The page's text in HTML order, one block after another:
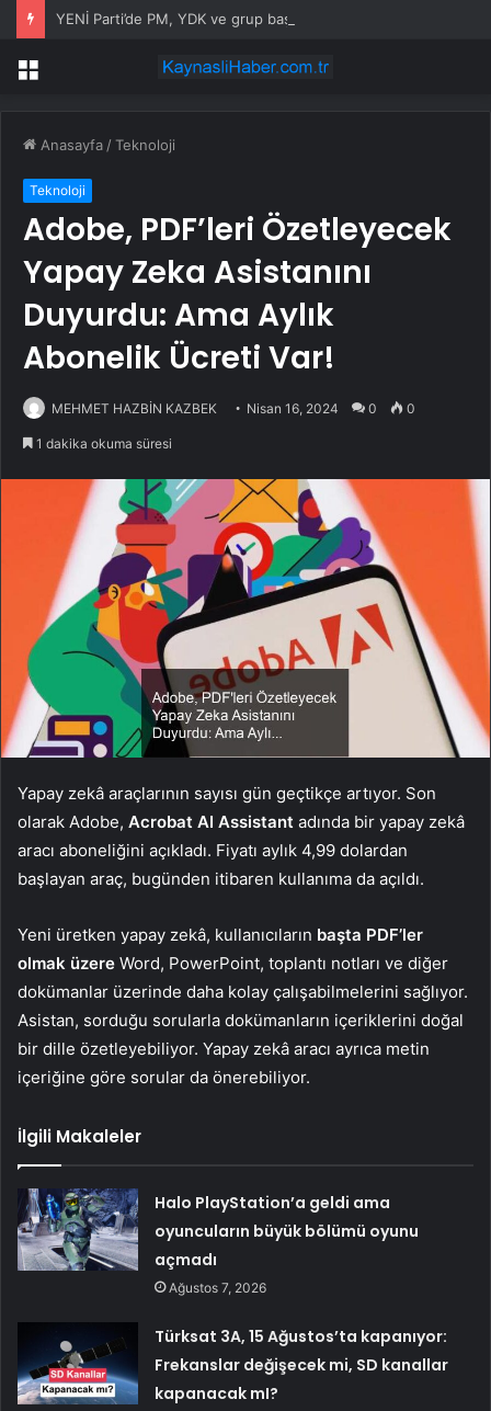
YENİ Parti’de PM, YDK ve grup başkanvekilleri belirlendi
Menü
Anasayfa /Teknoloji
Teknoloji
Adobe, PDF’leri Özetleyecek
Yapay Zeka Asistanını
Duyurdu: Ama Aylık
Abonelik Ücreti Var!
MEHMET HAZBİN KAZBEK Nisan 16, 2024 0 0
1 dakika okuma süresi
Yapay zekâ araçlarının sayısı gün geçtikçe artıyor. Son
olarak Adobe, Acrobat AI Assistant adında bir yapay zekâ
aracı aboneliğini açıkladı. Fiyatı aylık 4,99 dolardan
başlayan araç, bugünden itibaren kullanıma da açıldı.
Yeni üretken yapay zekâ, kullanıcıların başta PDF’ler
olmak üzere Word, PowerPoint, toplantı notları ve diğer
dokümanlar üzerinde daha kolay çalışabilmelerini sağlıyor.
Asistan, sorduğu sorularla dokümanların içeriklerini doğal
bir dille özetleyebiliyor. Yapay zekâ aracı ayrıca metin
içeriğine göre sorular da önerebiliyor.
İlgili Makaleler
Halo PlayStation’a geldi ama
oyuncuların büyük bölümü oyunu
açmadı
Ağustos 7, 2026
Türksat 3A, 15 Ağustos’ta kapanıyor:
Frekanslar değişecek mi, SD kanallar
kapanacak mI?